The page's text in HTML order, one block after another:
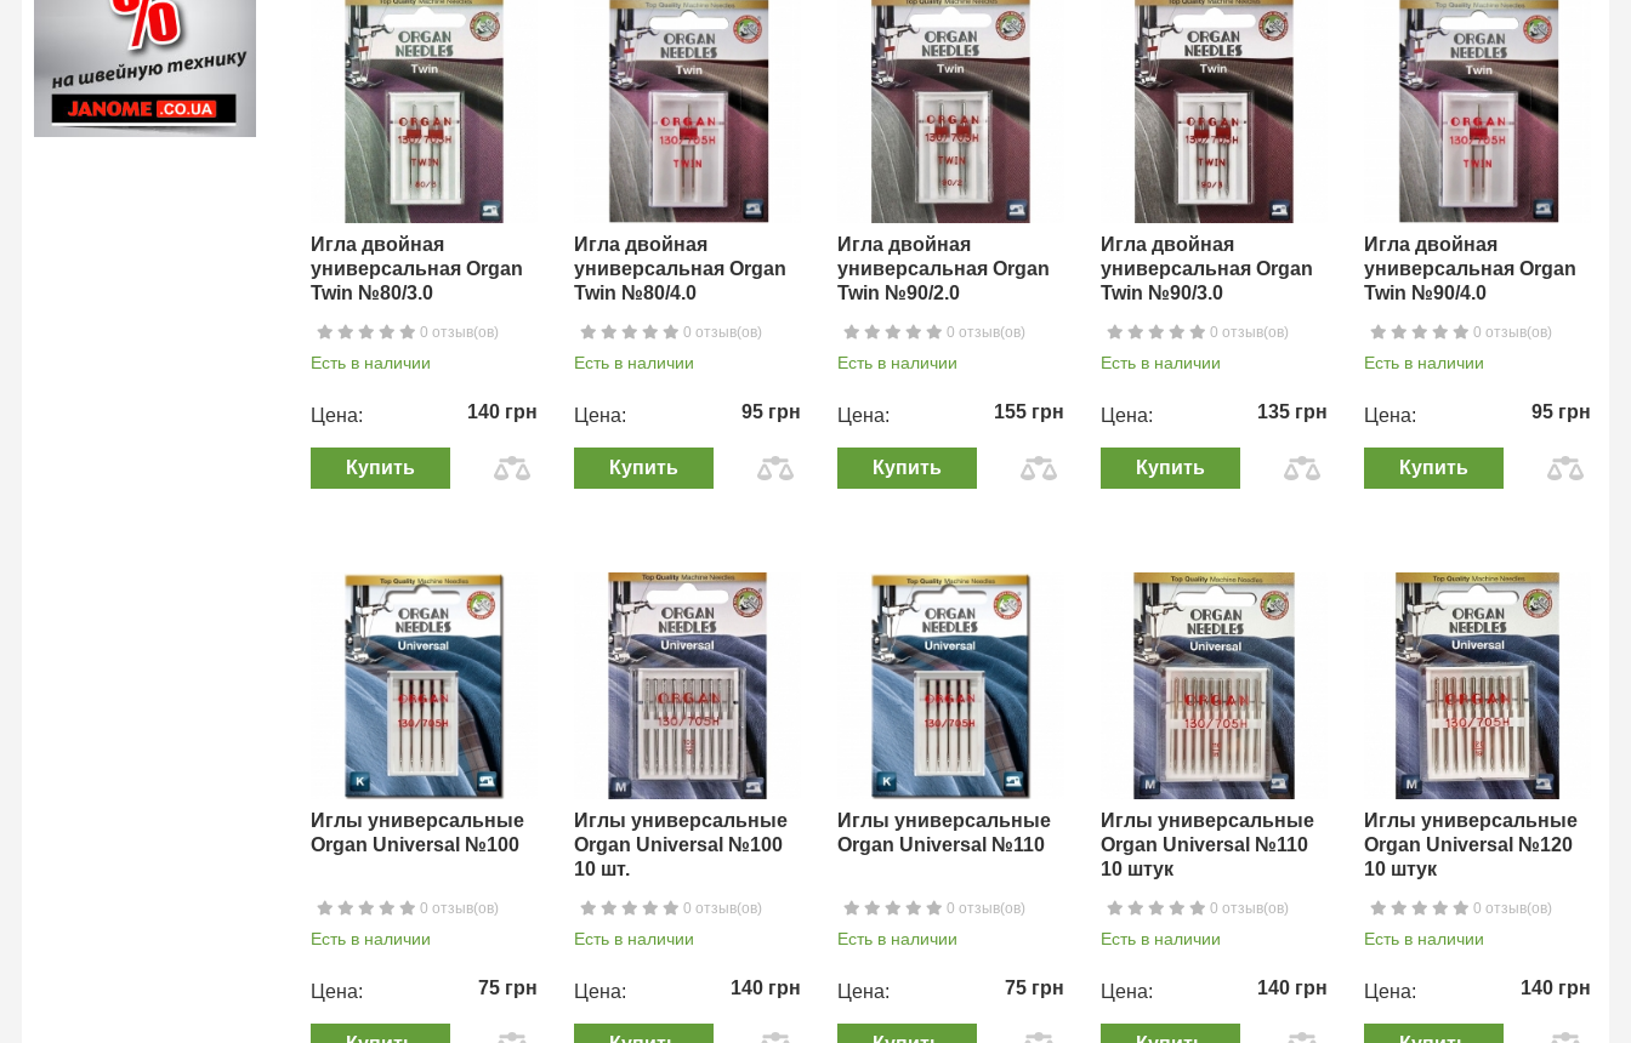
Игла двойная
универсальная Organ
Twin №80/3.0
0 отзыв(ов)
Есть в наличии
Цена: 140 грн
Купить
Игла двойная
универсальная Organ
Twin №80/4.0
0 отзыв(ов)
Есть в наличии
Цена: 95 грн
Купить
Игла двойная
универсальная Organ
Twin №90/2.0
0 отзыв(ов)
Есть в наличии
Цена: 155 грн
Купить
Игла двойная
универсальная Organ
Twin №90/3.0
0 отзыв(ов)
Есть в наличии
Цена: 135 грн
Купить
Игла двойная
универсальная Organ
Twin №90/4.0
0 отзыв(ов)
Есть в наличии
Цена: 95 грн
Купить
Иглы универсальные
Organ Universal №100
0 отзыв(ов)
Есть в наличии
Цена: 75 грн
Иглы универсальные
Organ Universal №100
10 шт.
0 отзыв(ов)
Есть в наличии
Цена: 140 грн
Иглы универсальные
Organ Universal №110
0 отзыв(ов)
Есть в наличии
Цена: 75 грн
Иглы универсальные
Organ Universal №110
10 штук
0 отзыв(ов)
Есть в наличии
Цена: 140 грн
Иглы универсальные
Organ Universal №120
10 штук
0 отзыв(ов)
Есть в наличии
Цена: 140 грн